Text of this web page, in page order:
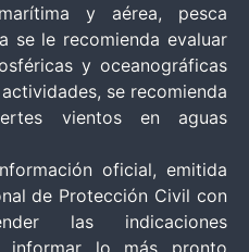
y aérea, pesca
se le recomienda evaluar
y oceanográficas
se recomienda
vientos en aguas
oficial, emitida
de Protección Civil con
las indicaciones